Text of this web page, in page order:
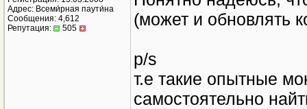
Адрес: Всеми́рная паути́на
Сообщения: 4,612
Репутация:
505
(может и обновлять
p/s
т.е такие опытные
самостоятельно